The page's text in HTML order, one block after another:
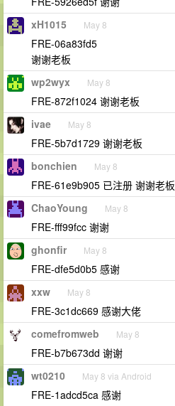
xH1015 May 8
FRE-06a83fd5
谢谢老板
wp2wyx May 8
FRE-872f1024 谢谢老板
ivae May 8
FRE-5b7d1729 谢谢老板
bonchien May 8
FRE-61e9b905 已注册 谢谢老板
ChaoYoung May 8
FRE-fff99fcc 谢谢
ghonfir May 8
FRE-dfe5d0b5 感谢
xxw May 8
FRE-3c1dc669 感谢大佬
comefromweb May 8
FRE-b7b673dd 谢谢
wt0210 May 8 via Android
FRE-1adcd5ca 感谢